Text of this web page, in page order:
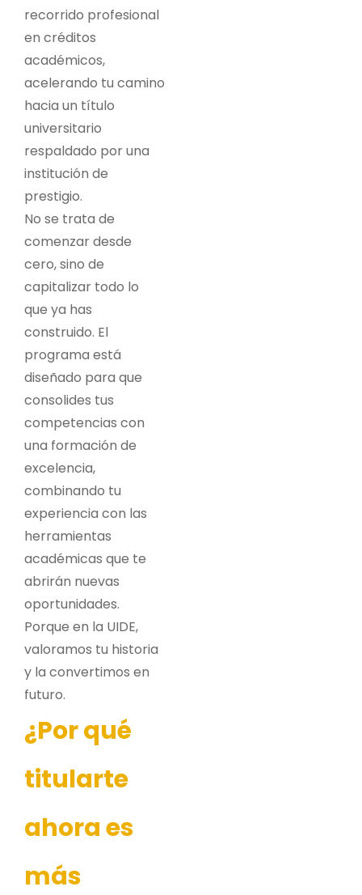
recorrido profesional
en créditos
académicos,
acelerando tu camino
hacia un título
universitario
respaldado por una
institución de
prestigio.
No se trata de
comenzar desde
cero, sino de
capitalizar todo lo
que ya has
construido. El
programa está
diseñado para que
consolides tus
competencias con
una formación de
excelencia,
combinando tu
experiencia con las
herramientas
académicas que te
abrirán nuevas
oportunidades.
Porque en la UIDE,
valoramos tu historia
y la convertimos en
futuro.
¿Por qué
titularte
ahora es
más